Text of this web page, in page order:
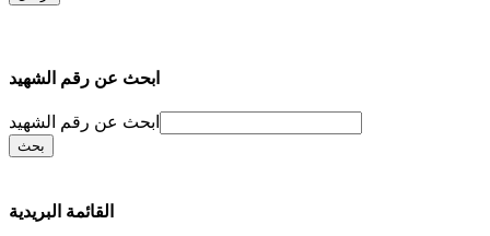
ابحث عن رقم الشهيد
ابحث عن رقم الشهيد
القائمة البريدية